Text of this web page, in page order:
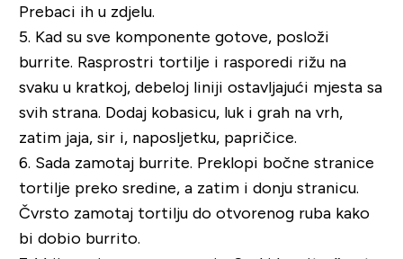
Prebaci ih u zdjelu.
5. Kad su sve komponente gotove, posloži
burrite. Rasprostri tortilje i rasporedi rižu na
svaku u kratkoj, debeloj liniji ostavljajući mjesta sa
svih strana. Dodaj kobasicu, luk i grah na vrh,
zatim jaja, sir i, naposljetku, papričice.
6. Sada zamotaj burrite. Preklopi bočne stranice
tortilje preko sredine, a zatim i donju stranicu.
Čvrsto zamotaj tortilju do otvorenog ruba kako
bi dobio burrito.